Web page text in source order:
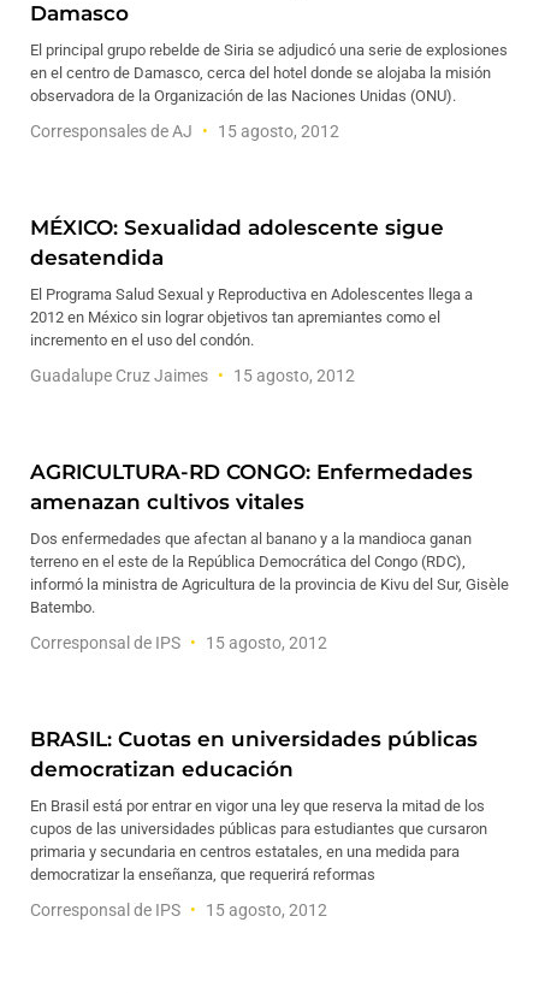
Damasco
El principal grupo rebelde de Siria se adjudicó una serie de explosiones
en el centro de Damasco, cerca del hotel donde se alojaba la misión
observadora de la Organización de las Naciones Unidas (ONU).
Corresponsales de AJ 15 agosto, 2012
MÉXICO: Sexualidad adolescente sigue
desatendida
El Programa Salud Sexual y Reproductiva en Adolescentes llega a
2012 en México sin lograr objetivos tan apremiantes como el
incremento en el uso del condón.
Guadalupe Cruz Jaimes 15 agosto, 2012
AGRICULTURA-RD CONGO: Enfermedades
amenazan cultivos vitales
Dos enfermedades que afectan al banano y a la mandioca ganan
terreno en el este de la República Democrática del Congo (RDC),
informó la ministra de Agricultura de la provincia de Kivu del Sur, Gisèle
Batembo.
Corresponsal de IPS 15 agosto, 2012
BRASIL: Cuotas en universidades públicas
democratizan educación
En Brasil está por entrar en vigor una ley que reserva la mitad de los
cupos de las universidades públicas para estudiantes que cursaron
primaria y secundaria en centros estatales, en una medida para
democratizar la enseñanza, que requerirá reformas
Corresponsal de IPS 15 agosto, 2012